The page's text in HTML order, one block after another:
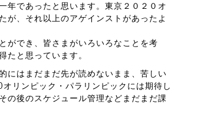
年であったと思います。東京２０２０オ
が、それ以上のアゲインストがあったよ
ができ、皆さまがいろいろなことを考
たと思っています。
にはまだまだ先が読めないまま、苦しい
リンピック・パラリンピックには期待し
の後のスケジュール管理などまだまだ課